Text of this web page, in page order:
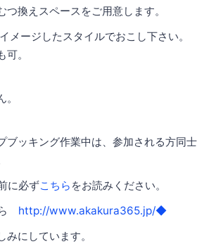
つ換えスペースをご用意します。
メージしたスタイルでおこし下さい。
。
ブッキング作業中は、参加される方同
に必ずこちら をお読みください。
http://www.akakura365.jp/◆
にしています。